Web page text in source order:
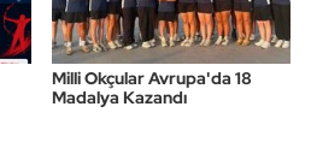
Milli Okçular Avrupa'da 18
Madalya Kazandı